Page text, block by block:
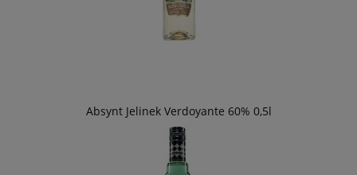
Absynt Jelinek Verdoyante 60% 0,5l